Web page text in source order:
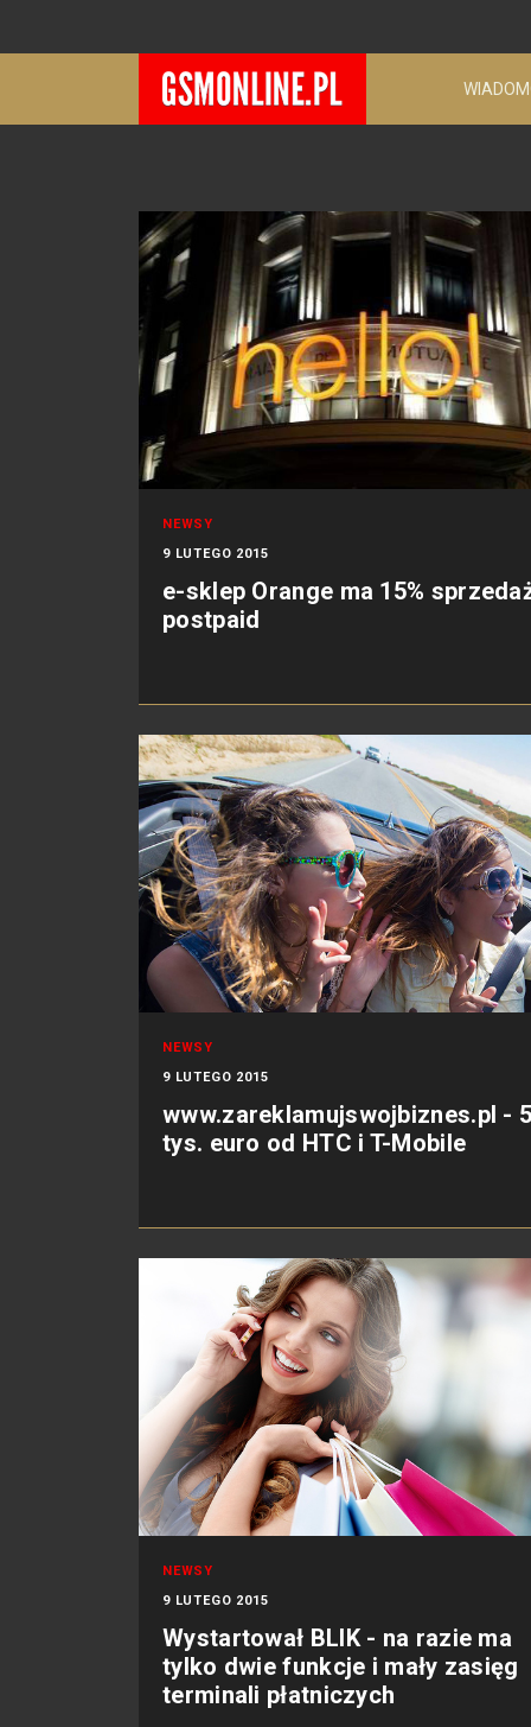
NEWSY
9 LUTEGO 2015
e-sklep Orange ma 15%
postpaid
NEWSY
9 LUTEGO 2015
www.zareklamujswojbiznes.pl -
tys. euro od HTC i T-Mobile
NEWSY
9 LUTEGO 2015
Wystartował BLIK - na razie ma
tylko dwie funkcje i mały zasięg
terminali płatniczych